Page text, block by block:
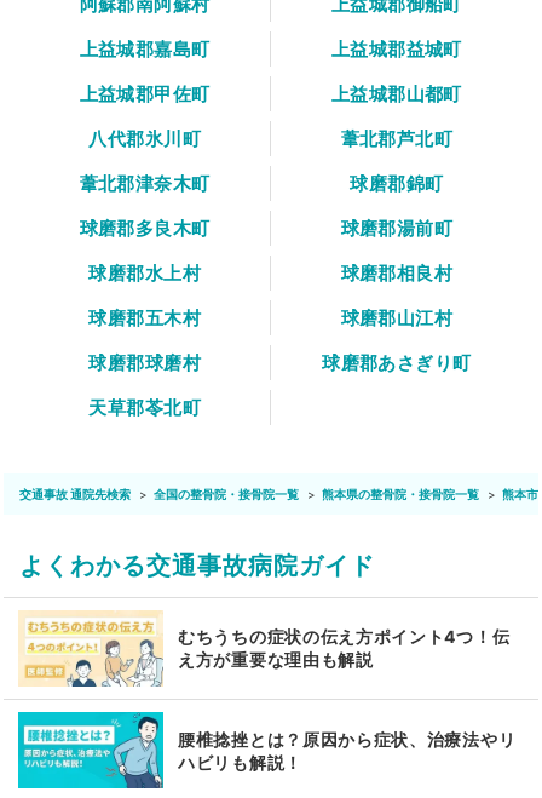
上益城郡嘉島町
上益城郡益城町
上益城郡甲佐町
上益城郡山都町
八代郡氷川町
葦北郡芦北町
葦北郡津奈木町
球磨郡錦町
球磨郡多良木町
球磨郡湯前町
球磨郡水上村
球磨郡相良村
球磨郡五木村
球磨郡山江村
球磨郡球磨村
球磨郡あさぎり町
天草郡苓北町
交通事故 通院先検索 全国の整骨院・接骨院一覧 熊本県の整骨院・接骨院一覧 熊本市
よくわかる交通事故病院ガイド
むちうちの症状の伝え方ポイント4つ！伝
え方が重要な理由も解説
腰椎捻挫とは？原因から症状、治療法やリ
ハビリも解説！